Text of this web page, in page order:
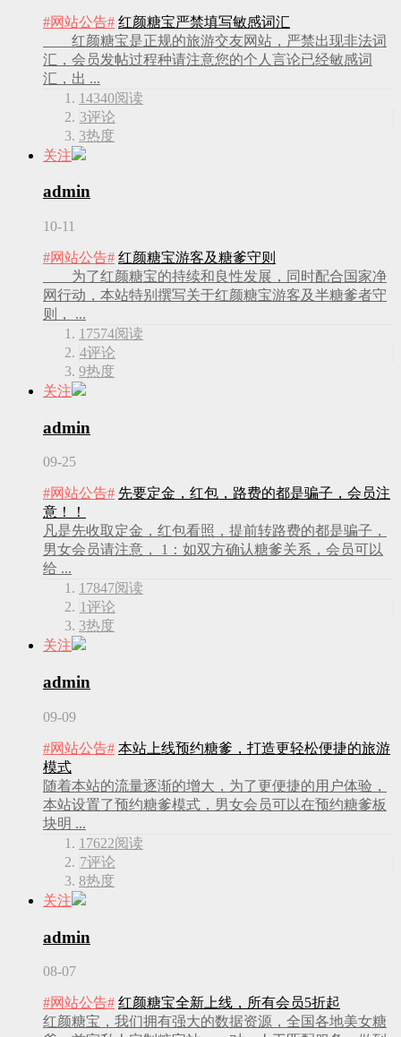
#网站公告# 红颜糖宝严禁填写敏感词汇
红颜糖宝是正规的旅游交友网站，严禁出现非法词
汇，会员发帖过程种请注意您的个人言论已经敏感词
汇，出 ...
14340阅读
3评论
3热度
关注
admin
10-11
#网站公告# 红颜糖宝游客及糖爹守则
为了红颜糖宝的持续和良性发展，同时配合国家净
网行动，本站特别撰写关于红颜糖宝游客及半糖爹者守
则， ...
17574阅读
4评论
9热度
关注
admin
09-25
#网站公告# 先要定金，红包，路费的都是骗子，会员注
意！！
凡是先收取定金，红包看照，提前转路费的都是骗子，
男女会员请注意， 1：如双方确认糖爹关系，会员可以
给 ...
17847阅读
1评论
3热度
关注
admin
09-09
#网站公告# 本站上线预约糖爹，打造更轻松便捷的旅游
模式
随着本站的流量逐渐的增大，为了更便捷的用户体验，
本站设置了预约糖爹模式，男女会员可以在预约糖爹板
块明 ...
17622阅读
7评论
8热度
关注
admin
08-07
#网站公告# 红颜糖宝全新上线，所有会员5折起
红颜糖宝，我们拥有强大的数据资源，全国各地美女糖